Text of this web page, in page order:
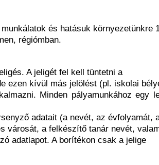
és hatásuk környezetünkre
régiómban.
A jeligét fel kell tüntetni a
ezen kívül más jelölést (pl. iskolai
Minden pályamunkához egy
adatait (a nevét, az évfolyamát,
városát, a felkészítő tanár nevét,
adatlapot. A borítékon csak a jelige